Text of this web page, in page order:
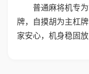
普通麻将机专
牌，自摸胡为主杠
家安心，机身稳固